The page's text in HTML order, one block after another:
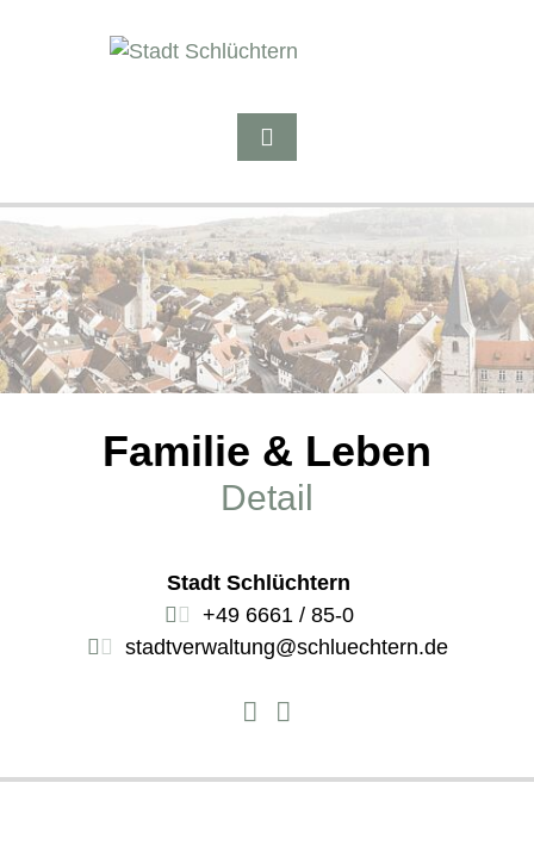
Familie & Leben
Detail
Stadt Schlüchtern
+49 6661 / 85-0
stadtverwaltung@schluechtern.de